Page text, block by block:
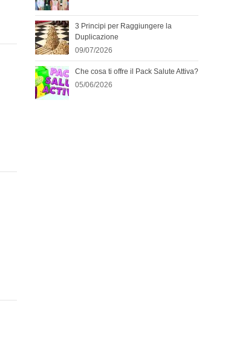
3 Principi per Raggiungere la
Duplicazione
09/07/2026
Che cosa ti offre il Pack Salute Attiva?
05/06/2026